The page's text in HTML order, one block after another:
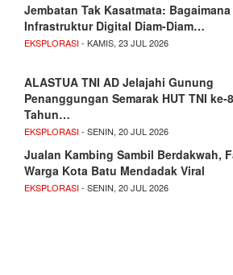
Jembatan Tak Kasatmata: Bagaimana
Infrastruktur Digital Diam-Diam…
EKSPLORASI- KAMIS, 23 JUL 2026
ALASTUA TNI AD Jelajahi Gunung
Penanggungan Semarak HUT TNI ke-
Tahun…
EKSPLORASI- SENIN, 20 JUL 2026
Jualan Kambing Sambil Berdakwah,
Warga Kota Batu Mendadak Viral
EKSPLORASI- SENIN, 20 JUL 2026